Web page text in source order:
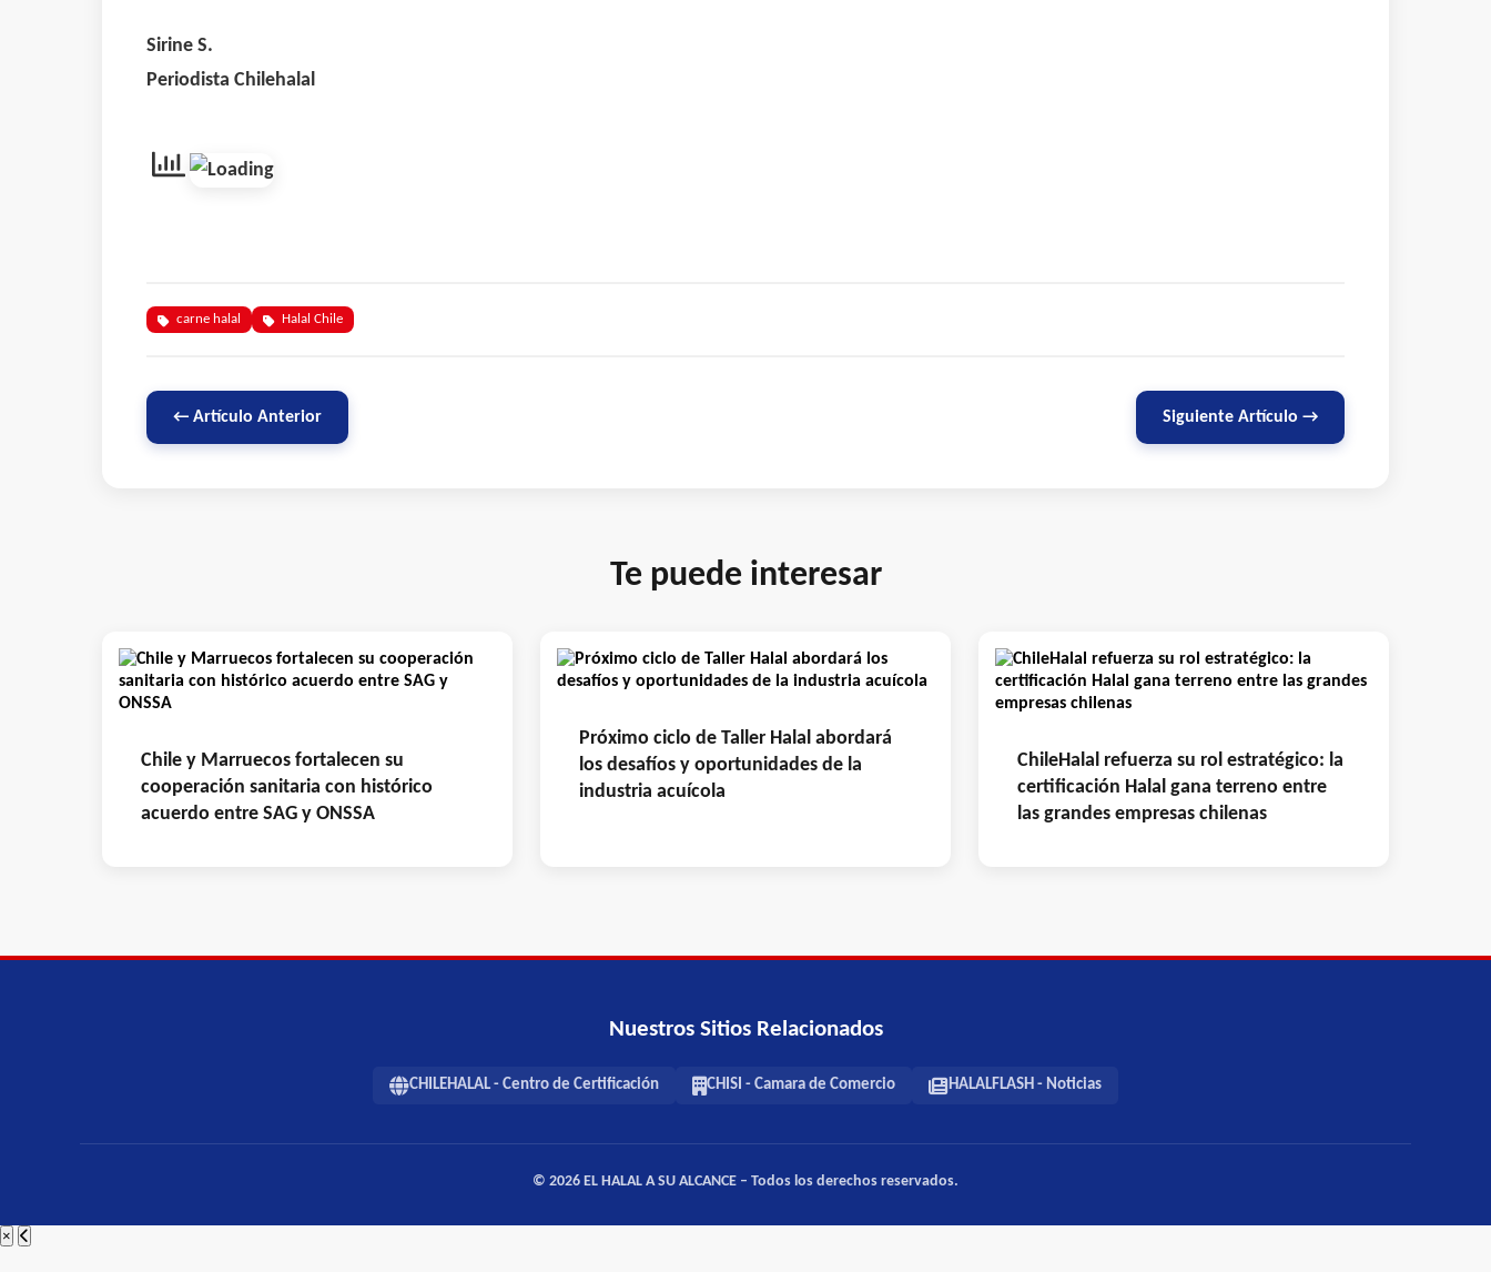
Sirine S.
Periodista Chilehalal
carne halal Halal Chile
← Artículo Anterior Siguiente Artículo →
Te puede interesar
Chile y Marruecos fortalecen su
cooperación sanitaria con histórico
acuerdo entre SAG y ONSSA
Próximo ciclo de Taller Halal abordará
los desafíos y oportunidades de la
industria acuícola
ChileHalal refuerza su rol estratégico: la
certificación Halal gana terreno entre
las grandes empresas chilenas
Nuestros Sitios Relacionados
CHILEHALAL - Centro de Certificación CHISI - Camara de Comercio HALALFLASH - Noticias
© 2026 EL HALAL A SU ALCANCE – Todos los derechos reservados.
×